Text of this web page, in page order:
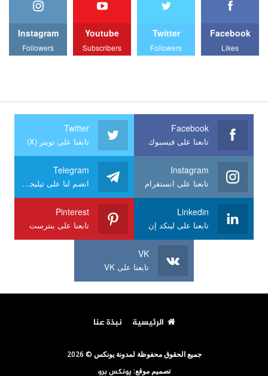
Facebook
Likes
Twitter
Followers
Youtube
Subscribers
Instagram
Followers
Facebook
تابعنا على فيسبوك
Twitter
تابعنا على تويتر (X)
Instagram
تابعنا على انستقرام
Telegram
انضم لنا على تيليجرام
Linkedin
تابعنا على لينكد إن
Pinterest
تابعنا على بنترست
VK
تابعنا على VK
الرئيسية نبذة عنا
جميع الحقوق محفوظة لمدونة يونكس © 2026
تصميم موقع: يونكس برو